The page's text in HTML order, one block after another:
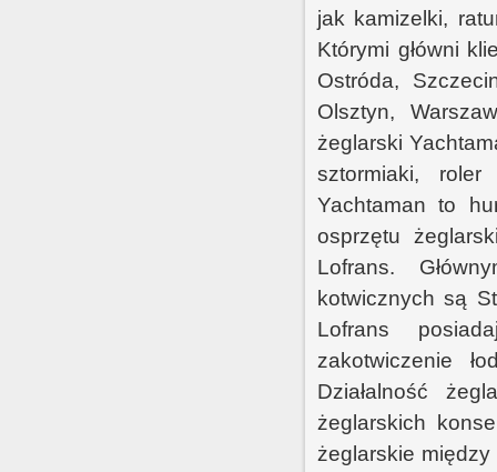
jak kamizelki,
Którymi główni
Ostróda,
Olsztyn,
żeglarski
sztormiaki,
Yachtaman to
osprzętu
Lofrans.
kotwicznych są
Lofrans
zakotwiczenie
Działalność
żeglarskich
żeglarskie